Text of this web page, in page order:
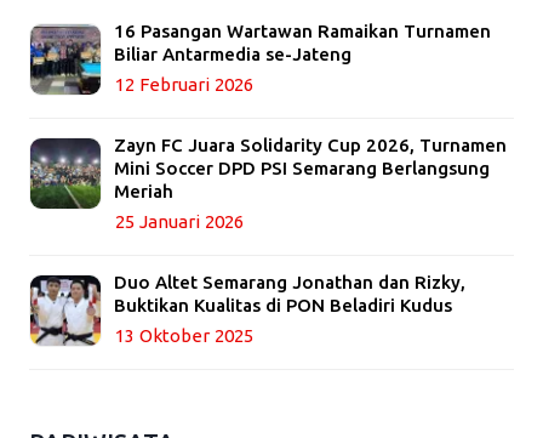
16 Pasangan Wartawan Ramaikan Turnamen
Biliar Antarmedia se-Jateng
12 Februari 2026
Zayn FC Juara Solidarity Cup 2026, Turnamen
Mini Soccer DPD PSI Semarang Berlangsung
Meriah
25 Januari 2026
Duo Altet Semarang Jonathan dan Rizky,
Buktikan Kualitas di PON Beladiri Kudus
13 Oktober 2025